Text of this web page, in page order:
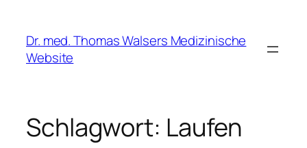
springen
Dr. med. Thomas Walsers Medizinische
Website
Schlagwort: Laufen